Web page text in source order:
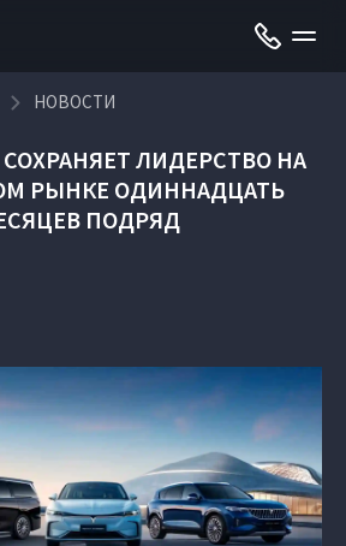
НОВОСТИ
СОХРАНЯЕТ ЛИДЕРСТВО НА
РЫНКЕ ОДИННАДЦАТЬ
ПОДРЯД